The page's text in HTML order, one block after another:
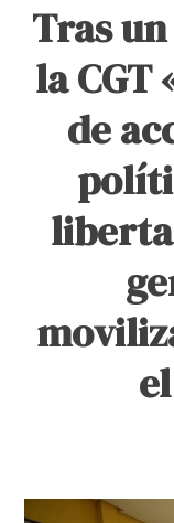
Tras
la CGT
de